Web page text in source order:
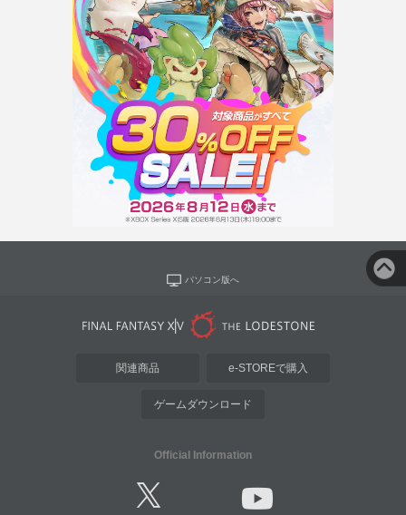
パソコン版へ
関連商品 e-STOREで購入
ゲームダウンロード
Official Information